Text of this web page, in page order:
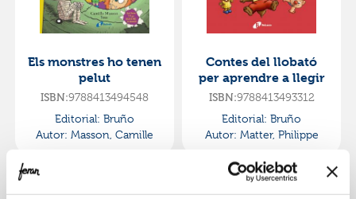
Els monstres ho tenen
pelut
ISBN:9788413494548
Editorial: Bruño
Autor: Masson, Camille
Contes del llobató
per aprendre a llegir
ISBN:9788413493312
Editorial: Bruño
Autor: Matter, Philippe